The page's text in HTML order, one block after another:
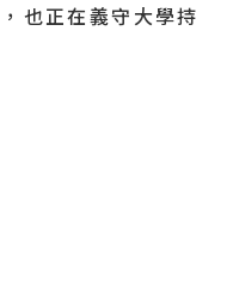
也正在義守大學持